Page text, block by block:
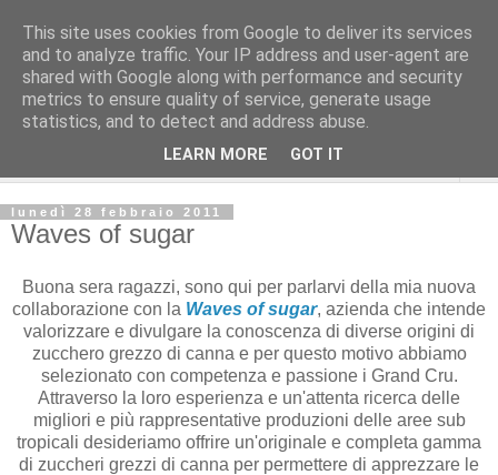
lunedì 28 febbraio 2011
Waves of sugar
Buona sera ragazzi, sono qui per parlarvi della mia nuova
collaborazione con la Waves of sugar, azienda che intende
valorizzare e divulgare la conoscenza di diverse origini di
zucchero grezzo di canna e per questo motivo abbiamo
selezionato con competenza e passione i Grand Cru.
Attraverso la loro esperienza e un'attenta ricerca delle
migliori e più rappresentative produzioni delle aree sub
tropicali desideriamo offrire un'originale e completa gamma
di zuccheri grezzi di canna per permettere di apprezzare le
This site uses cookies from Google to deliver its services
and to analyze traffic. Your IP address and user-agent are
shared with Google along with performance and security
metrics to ensure quality of service, generate usage
statistics, and to detect and address abuse.
LEARN MORE GOT IT